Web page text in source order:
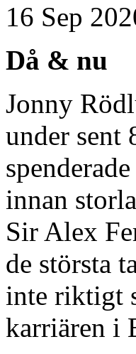
16 Sep
Då & nu
Jonny
under sent
innan
Sir Alex
de största
inte riktigt
karriären i